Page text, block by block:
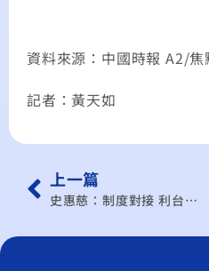
資料來源：中國時報 A2/焦
記者：黃天如
上一篇
史惠慈：制度對接 利台電商競爭